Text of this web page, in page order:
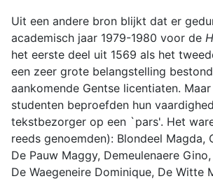
Uit een andere bron blijkt dat er
academisch jaar 1979-1980 voor de
het eerste deel uit 1569 als het
een zeer grote belangstelling
aankomende Gentse licentiaten.
studenten beproefden hun
tekstbezorger op een `pars'. Het
reeds genoemden): Blondeel Magda,
De Pauw Maggy, Demeulenaere
De Waegeneire Dominique, De Witte